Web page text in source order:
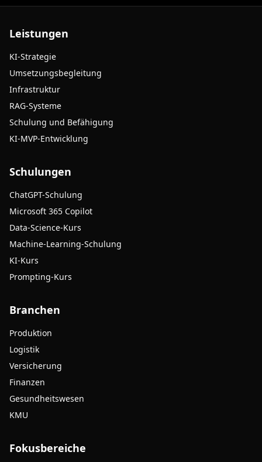
Leistungen
KI-Strategie
Umsetzungsbegleitung
Infrastruktur
RAG-Systeme
Schulung und Befähigung
KI-MVP-Entwicklung
Schulungen
ChatGPT-Schulung
Microsoft 365 Copilot
Data-Science-Kurs
Machine-Learning-Schulung
KI-Kurs
Prompting-Kurs
Branchen
Produktion
Logistik
Versicherung
Finanzen
Gesundheitswesen
KMU
Fokusbereiche